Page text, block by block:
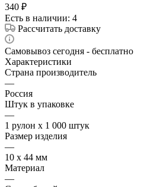
340 ₽
Есть в наличии: 4
Рассчитать доставку
Самовывоз сегодня - бесплатно
Характеристики
Страна производитель
—
Россия
Штук в упаковке
—
1 рулон х 1 000 штук
Размер изделия
—
10 х 44 мм
Материал
—